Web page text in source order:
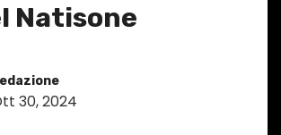
Natisone
30, 2024